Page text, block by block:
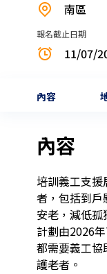
南區
報名截止日期
11/07/
內容
內容
培訓義工支
者，包括到戶
安老，減低孤
計劃由2026
都需要義工協
護老者。